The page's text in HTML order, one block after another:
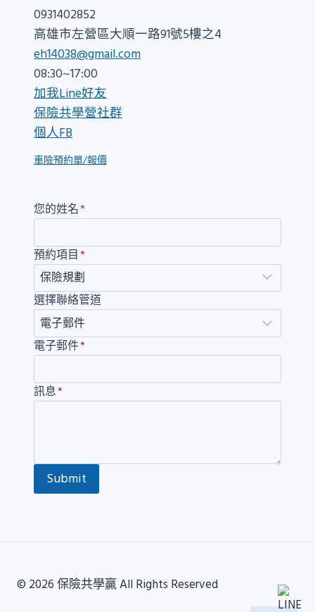
0931402852
高雄市左營區大順一路91號5樓之4
eh14038@gmail.com
08:30~17:00
加我Line好友
保險共學營社群
個人FB
車險預約單/報價
您的姓名*
預約項目*
選擇聯絡管道
電子郵件*
訊息*
Submit
© 2026 保險共學贏 All Rights Reserved